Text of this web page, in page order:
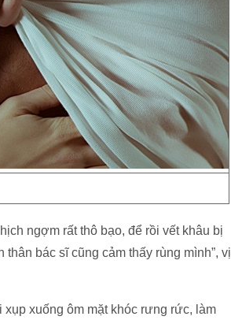
ngợm rất thô bạo, để rồi vết khâu bị
bác sĩ cũng cảm thấy rùng mình”, vị
xuống ôm mặt khóc rưng rức, làm